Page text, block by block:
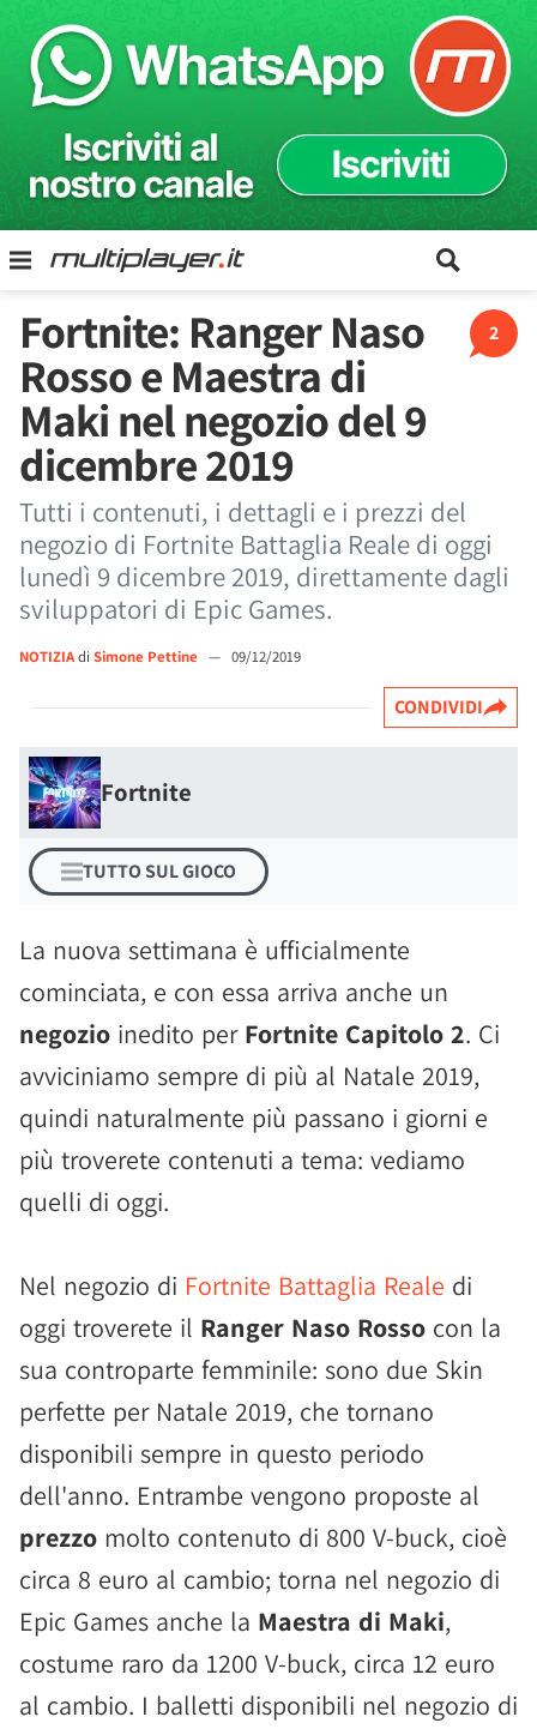
2
Fortnite: Ranger Naso
Rosso e Maestra di
Maki nel negozio del 9
dicembre 2019
Tutti i contenuti, i dettagli e i prezzi del
negozio di Fortnite Battaglia Reale di oggi
lunedì 9 dicembre 2019, direttamente dagli
sviluppatori di Epic Games.
NOTIZIAdi Simone Pettine — 09/12/2019
CONDIVIDI
Fortnite
TUTTO SUL GIOCO
La nuova settimana è ufficialmente
cominciata, e con essa arriva anche un
negozio inedito per Fortnite Capitolo 2. Ci
avviciniamo sempre di più al Natale 2019,
quindi naturalmente più passano i giorni e
più troverete contenuti a tema: vediamo
quelli di oggi.
Nel negozio di Fortnite Battaglia Reale di
oggi troverete il Ranger Naso Rosso con la
sua controparte femminile: sono due Skin
perfette per Natale 2019, che tornano
disponibili sempre in questo periodo
dell'anno. Entrambe vengono proposte al
prezzo molto contenuto di 800 V-buck, cioè
circa 8 euro al cambio; torna nel negozio di
Epic Games anche la Maestra di Maki,
costume raro da 1200 V-buck, circa 12 euro
al cambio. I balletti disponibili nel negozio di